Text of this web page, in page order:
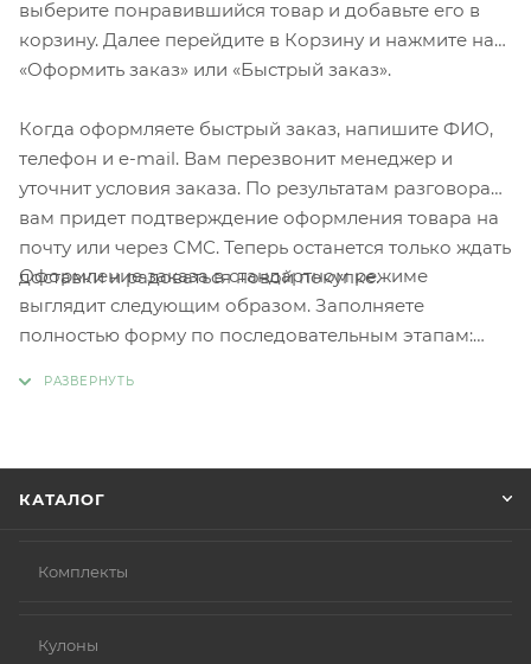
выберите понравившийся товар и добавьте его в
корзину. Далее перейдите в Корзину и нажмите на
«Оформить заказ» или «Быстрый заказ».
Когда оформляете быстрый заказ, напишите ФИО,
телефон и e-mail. Вам перезвонит менеджер и
уточнит условия заказа. По результатам разговора
вам придет подтверждение оформления товара на
почту или через СМС. Теперь останется только ждать
доставки и радоваться новой покупке.
Оформление заказа в стандартном режиме
выглядит следующим образом. Заполняете
полностью форму по последовательным этапам:
КАТАЛОГ
Комплекты
Кулоны